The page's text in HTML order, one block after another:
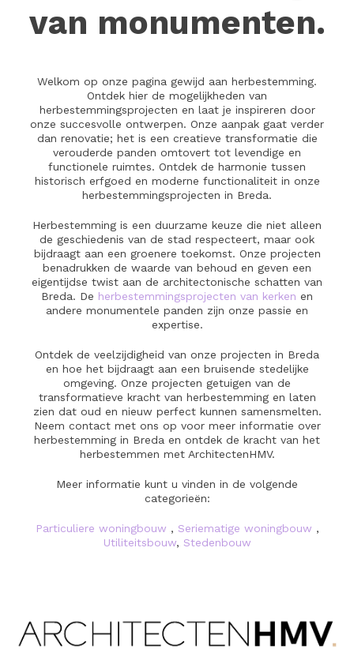
van monumenten.
Welkom op onze pagina gewijd aan herbestemming.
Ontdek hier de mogelijkheden van
herbestemmingsprojecten en laat je inspireren door
onze succesvolle ontwerpen. Onze aanpak gaat verder
dan renovatie; het is een creatieve transformatie die
verouderde panden omtovert tot levendige en
functionele ruimtes. Ontdek de harmonie tussen
historisch erfgoed en moderne functionaliteit in onze
herbestemmingsprojecten in Breda.
Herbestemming is een duurzame keuze die niet alleen
de geschiedenis van de stad respecteert, maar ook
bijdraagt aan een groenere toekomst. Onze projecten
benadrukken de waarde van behoud en geven een
eigentijdse twist aan de architectonische schatten van
Breda. De herbestemmingsprojecten van kerken en
andere monumentele panden zijn onze passie en
expertise.
Ontdek de veelzijdigheid van onze projecten in Breda
en hoe het bijdraagt aan een bruisende stedelijke
omgeving. Onze projecten getuigen van de
transformatieve kracht van herbestemming en laten
zien dat oud en nieuw perfect kunnen samensmelten.
Neem contact met ons op voor meer informatie over
herbestemming in Breda en ontdek de kracht van het
herbestemmen met ArchitectenHMV.
Meer informatie kunt u vinden in de volgende
categorieën:
Particuliere woningbouw , Seriematige woningbouw ,
Utiliteitsbouw, Stedenbouw